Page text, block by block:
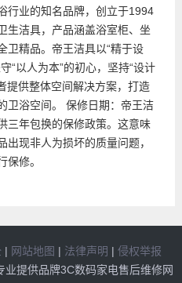
行业的知名品牌，创立于1994
生洁具，产品涵盖浴室柜、坐
卫精品。帝王洁具以“精于设
“以人为本”的初心，坚持“设计
提供整体空间解决方案，打造
卫浴空间。 保修日期：帝王洁
三年包换的保修政策。这意味
现非人为损坏的质量问题，
保修。
| 网站地图 | 法律声明 | 侵权举报
业提供品牌3C数码家电售后维修网